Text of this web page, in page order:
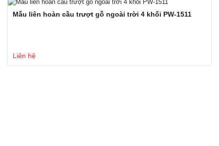
Mẫu liên hoàn cầu trượt gỗ ngoài trời 4 khối PW-1511
Liên hệ